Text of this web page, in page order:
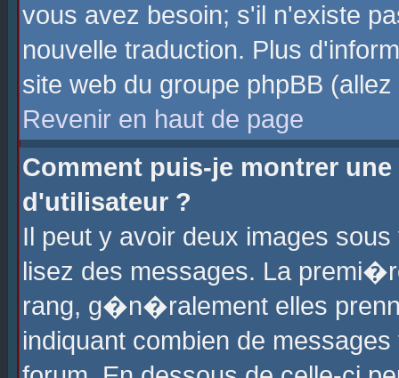
vous avez besoin; s'il n'existe
nouvelle traduction. Plus
site web du groupe phpBB
Revenir en haut de page
Comment puis-je montrer
d'utilisateur ?
Il peut y avoir deux images
lisez des messages. La
rang, g�n�ralement elles
indiquant combien de